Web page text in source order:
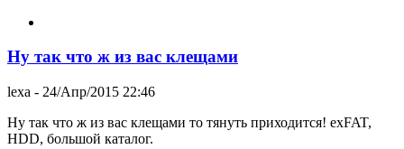
Ну так что ж из вас клещами
lexa - 24/Апр/2015 22:46
Ну так что ж из вас клещами то тянуть приходится! exFAT,
HDD, большой каталог.